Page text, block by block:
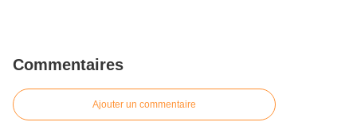
Commentaires
Ajouter un commentaire